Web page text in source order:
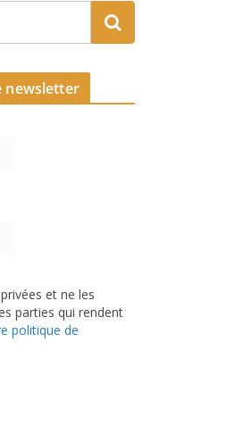
newsletter
et ne les
parties qui rendent
politique de